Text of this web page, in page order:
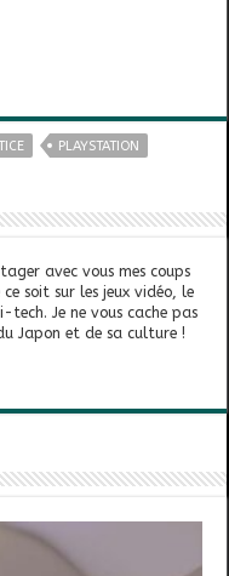
PLAYSTATION
avec vous mes coups
soit sur les jeux vidéo, le
tech. Je ne vous cache pas
Japon et de sa culture !